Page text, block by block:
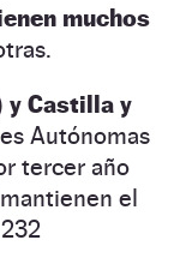
muchos
y Castilla y
Autónomas
tercer año
el